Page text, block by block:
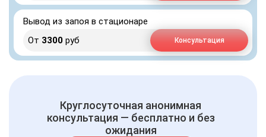
Вывод из запоя в стационаре
От 3300 руб Консультация
Круглосуточная анонимная
консультация — бесплатно и без
ожидания